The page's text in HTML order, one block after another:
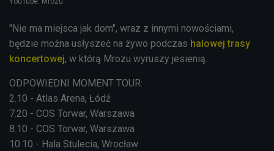
"Nie ma miejsca jak dom", wraz z innymi nowościami,
będzie można usłyszeć na żywo podczas halowej trasy
koncertowej, w którą Mrozu wyruszy jesienią.
ODPOWIEDNI MOMENT TOUR:
2.10 - Atlas Arena, Łódź
7.20 - COS Torwar, Warszawa
8.10 - COS Torwar, Warszawa
10.10 - Hala Stulecia, Wrocław